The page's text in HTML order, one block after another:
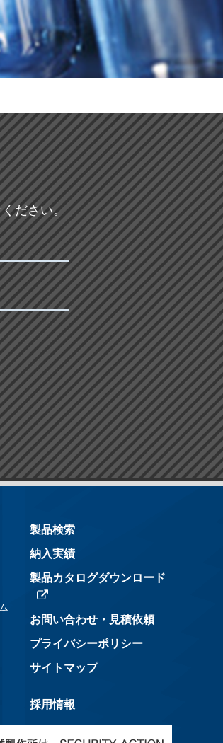
ださい。
製品検索
納入実績
製品カタログダウンロード
お問い合わせ・見積依頼
プライバシーポリシー
サイトマップ
採用情報